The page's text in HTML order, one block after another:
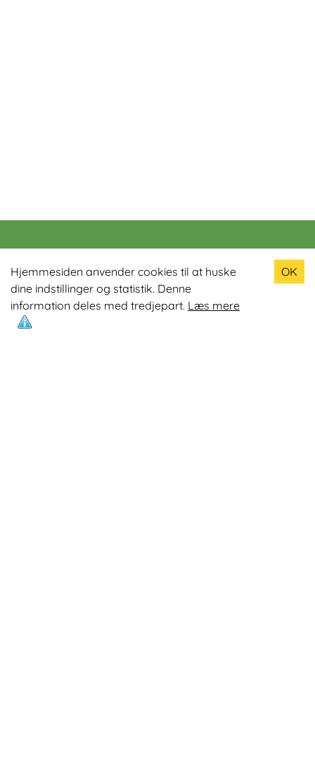
Hjemmesiden anvender cookies til at huske
dine indstillinger og statistik. Denne
information deles med tredjepart. Læs mere
OK
Populære produkter
Odin R900 Romaskine
Odin S900 Spinningcykel